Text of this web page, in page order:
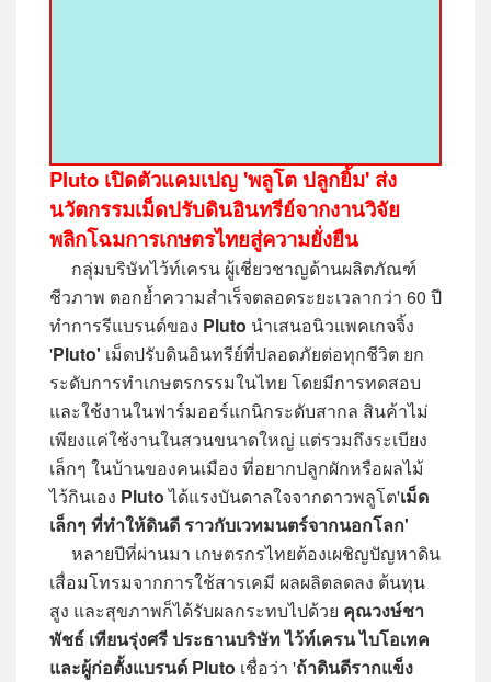
Pluto เปิดตัวแคมเปญ 'พลูโต ปลูกยิ้ม' ส่ง
นวัตกรรมเม็ดปรับดินอินทรีย์จากงานวิจัย
พลิกโฉมการเกษตรไทยสู่ความยั่งยืน
กลุ่มบริษัทไว้ท์เครน ผู้เชี่ยวชาญด้านผลิตภัณฑ์
ชีวภาพ ตอกย้ำความสำเร็จตลอดระยะเวลากว่า 60 ปี
ทำการรีแบรนด์ของ Pluto นำเสนอนิวแพคเกจจิ้ง
'Pluto' เม็ดปรับดินอินทรีย์ที่ปลอดภัยต่อทุกชีวิต ยก
ระดับการทำเกษตรกรรมในไทย โดยมีการทดสอบ
และใช้งานในฟาร์มออร์แกนิกระดับสากล สินค้าไม่
เพียงแค่ใช้งานในสวนขนาดใหญ่ แต่รวมถึงระเบียง
เล็กๆ ในบ้านของคนเมือง ที่อยากปลูกผักหรือผลไม้
ไว้กินเอง Plutoได้แรงบันดาลใจจากดาวพลูโต'เม็ด
เล็กๆ ที่ทำให้ดินดี ราวกับเวทมนตร์จากนอกโลก'
หลายปีที่ผ่านมา เกษตรกรไทยต้องเผชิญปัญหาดิน
เสื่อมโทรมจากการใช้สารเคมี ผลผลิตลดลง ต้นทุน
สูง และสุขภาพก็ได้รับผลกระทบไปด้วย คุณวงษ์ชา
พัชธ์ เทียนรุ่งศรี ประธานบริษัท ไว้ท์เครน ไบโอเทค
และผู้ก่อตั้งแบรนด์ Pluto เชื่อว่า 'ถ้าดินดีรากแข็ง